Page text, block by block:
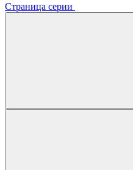
Страница серии